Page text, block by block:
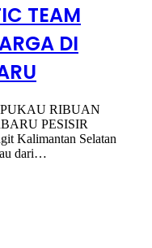
TEAM
DI
RIBUAN
PESISIR
Kalimantan Selatan
dari…